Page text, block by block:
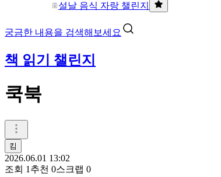
설날 음식 자랑 챌린지
궁금한 내용을 검색해보세요
책 읽기 챌린지
쿡북
킴
2026.06.01 13:02
조회 1 추천 0스크랩 0